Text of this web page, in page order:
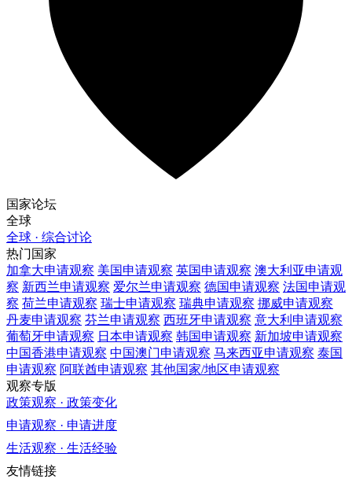
国家论坛
全球
全球 · 综合讨论
热门国家
加拿大申请观察 美国申请观察 英国申请观察 澳大利亚申请观
察 新西兰申请观察 爱尔兰申请观察 德国申请观察 法国申请观
察 荷兰申请观察 瑞士申请观察 瑞典申请观察 挪威申请观察
丹麦申请观察 芬兰申请观察 西班牙申请观察 意大利 申请观察
葡萄牙申请观察 日本申请观察 韩国申请观察 新加坡申请观察
中国香港申请观察 中国澳门申请观察 马来西亚申请观察 泰国
申请观察 阿联酋申请观察 其他国家/地区申请观察
观察专版
政策观察 · 政策变化
申请观察 · 申请进度
生活观察 · 生活经验
友情链接